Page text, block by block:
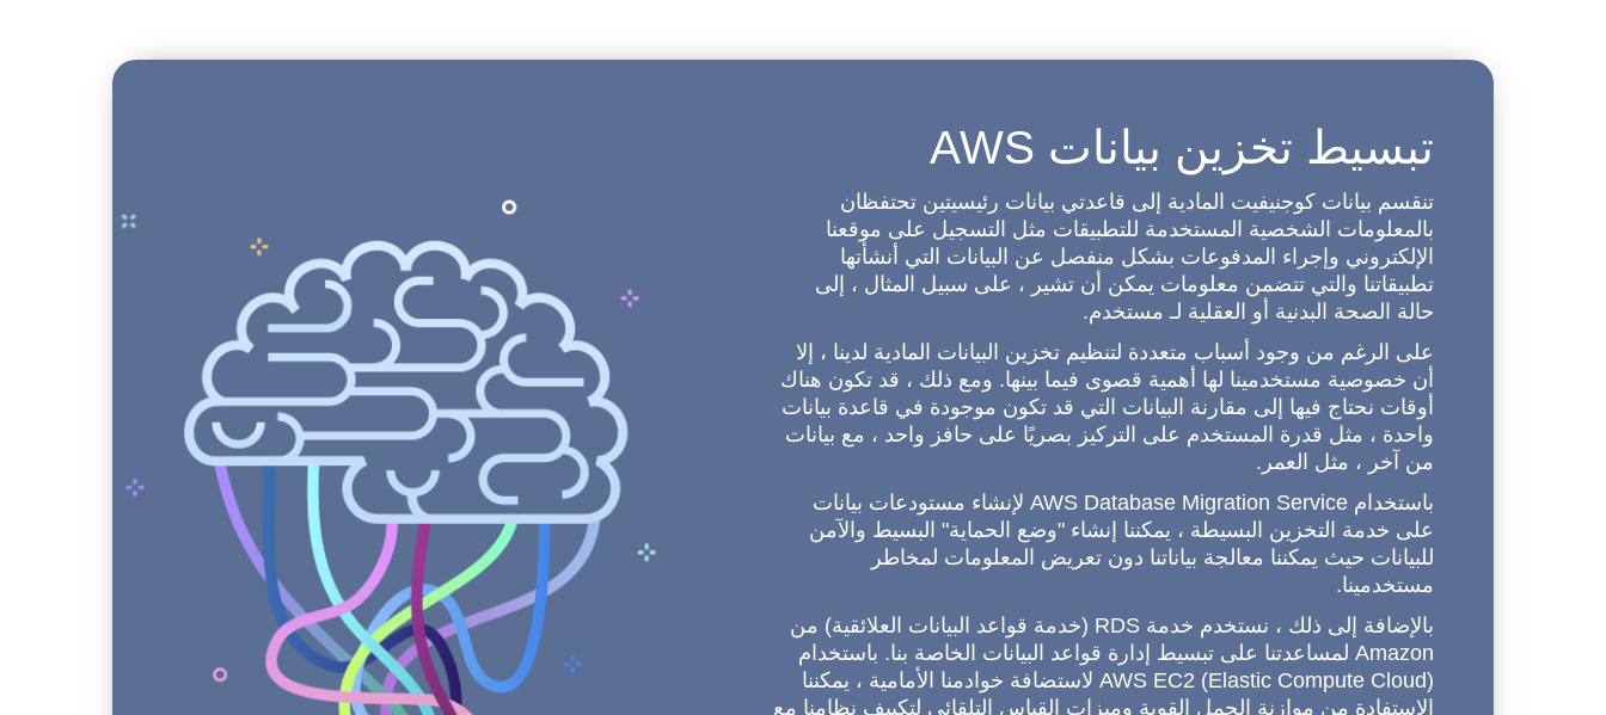
تبسيط تخزين بيانات AWS
تنقسم بيانات كوجنيفيت المادية إلى قاعدتي بيانات رئيسيتين تحتفظان
بالمعلومات الشخصية المستخدمة للتطبيقات مثل التسجيل على موقعنا
الإلكتروني وإجراء المدفوعات بشكل منفصل عن البيانات التي أنشأتها
تطبيقاتنا والتي تتضمن معلومات يمكن أن تشير ، على سبيل المثال ، إلى
حالة الصحة البدنية أو العقلية لـ مستخدم.
على الرغم من وجود أسباب متعددة لتنظيم تخزين البيانات المادية لدينا ، إلا
أن خصوصية مستخدمينا لها أهمية قصوى فيما بينها. ومع ذلك ، قد تكون هناك
أوقات نحتاج فيها إلى مقارنة البيانات التي قد تكون موجودة في قاعدة بيانات
واحدة ، مثل قدرة المستخدم على التركيز بصريًا على حافز واحد ، مع بيانات
من آخر ، مثل العمر.
باستخدام AWS Database Migration Service لإنشاء مستودعات بيانات
على خدمة التخزين البسيطة ، يمكننا إنشاء "وضع الحماية" البسيط والآمن
للبيانات حيث يمكننا معالجة بياناتنا دون تعريض المعلومات لمخاطر
مستخدمينا.
بالإضافة إلى ذلك ، نستخدم خدمة RDS (خدمة قواعد البيانات العلائقية) من
Amazon لمساعدتنا على تبسيط إدارة قواعد البيانات الخاصة بنا. باستخدام
AWS EC2 (Elastic Compute Cloud) لاستضافة خوادمنا الأمامية ، يمكننا
الاستفادة من موازنة الحمل القوية وميزات القياس التلقائي لتكييف نظامنا مع